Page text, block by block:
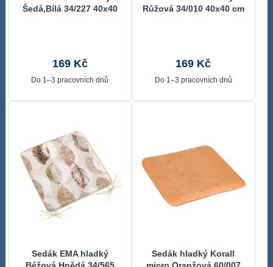
Šedá,Bílá 34/227 40x40
169 Kč
Do 1–3 pracovních dnů
Růžová 34/010 40x40 cm
169 Kč
Do 1–3 pracovních dnů
Sedák EMA hladký
Sedák hladký Korall